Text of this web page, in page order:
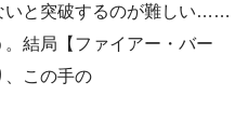
いと突破するのが難しい……
結局【ファイアー・バー
、この手の